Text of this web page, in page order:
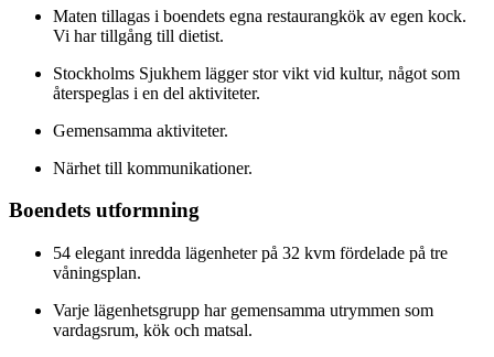
Maten tillagas i boendets egna restaurangkök av egen kock.
Vi har tillgång till dietist.
Stockholms Sjukhem lägger stor vikt vid kultur, något som
återspeglas i en del aktiviteter.
Gemensamma aktiviteter.
Närhet till kommunikationer.
Boendets utformning
54 elegant inredda lägenheter på 32 kvm fördelade på tre
våningsplan.
Varje lägenhetsgrupp har gemensamma utrymmen som
vardagsrum, kök och matsal.